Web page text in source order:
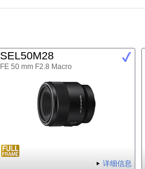
SEL50M28
FE 50 mm F2.8 Macro
详细信息